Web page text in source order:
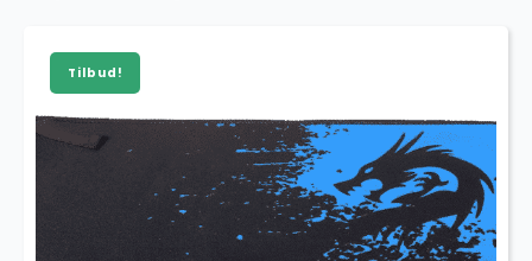
Tilbud!